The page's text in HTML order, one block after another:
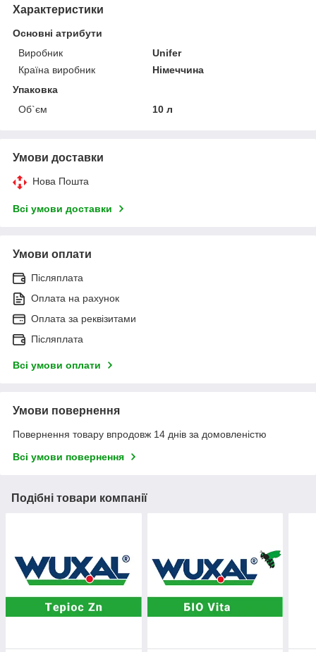
Характеристики
Основні атрибути
Виробник
Unifer
Країна виробник
Німеччина
Упаковка
Об`єм
10 л
Умови доставки
Нова Пошта
Всі умови доставки
Умови оплати
Післяплата
Оплата на рахунок
Оплата за реквізитами
Післяплата
Всі умови оплати
Умови повернення
Повернення товару впродовж 14 днів за домовленістю
Всі умови повернення
Подібні товари компанії